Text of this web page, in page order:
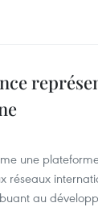
une
réseaux
au